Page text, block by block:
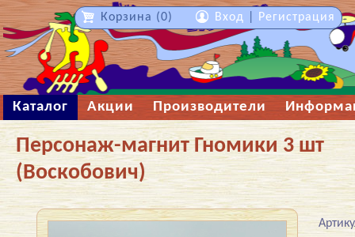
Каталог Акции Производители
Персонаж-магнит Гномики 3 шт
(Воскобович)
Корзина (0) Вход Регистрация